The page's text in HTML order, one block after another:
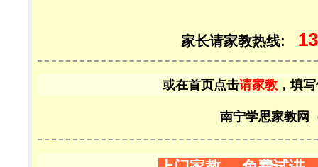
家长请家教热线:
或在首页点击请家教 ，填
南宁学思家教网